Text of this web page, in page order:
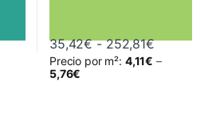
de precios: desde 35,42€
variantes. Las opciones se
35,42€ - 252,81€Rango de
Precio por m²: 4,11€ –
5,76€
Este producto tiene múltiples